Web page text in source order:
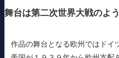
舞台は第二次世界大戦のよ
作品の舞台となる欧州ではドイ